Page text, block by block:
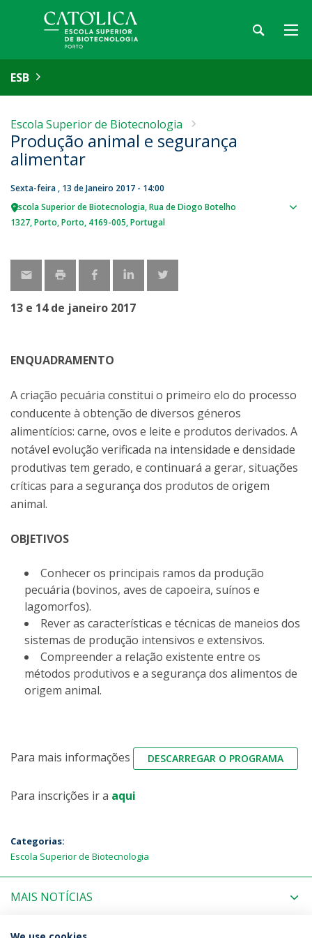
ESB
Escola Superior de Biotecnologia
Produção animal e segurança
alimentar
Sexta-feira , 13 de Janeiro 2017 - 14:00
Escola Superior de Biotecnologia Rua de Diogo Botelho
1327 Porto Porto 4169-005 Portugal
13 e 14 de janeiro 2017
ENQUADRAMENTO
A criação pecuária constitui o primeiro elo do processo
conducente à obtenção de diversos géneros
alimentícios: carne, ovos e leite e produtos derivados. A
notável evolução verificada na intensidade e densidade
produtivas tem gerado, e continuará a gerar, situações
críticas para a segurança dos produtos de origem
animal.
OBJETIVOS
Conhecer os principais ramos da produção
pecuária (bovinos, aves de capoeira, suínos e
lagomorfos).
Rever as características e técnicas de maneios dos
sistemas de produção intensivos e extensivos.
Compreender a relação existente entre os
métodos produtivos e a segurança dos alimentos de
origem animal.
Para mais informações DESCARREGAR O PROGRAMA
Para inscrições ir a aqui
Categorias:
Escola Superior de Biotecnologia
MAIS NOTÍCIAS